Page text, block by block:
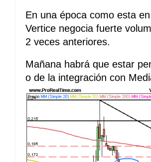
En una época como esta
Vertice negocia fuerte
2 veces anteriores.
Mañana habrá que estar
o de la integración con